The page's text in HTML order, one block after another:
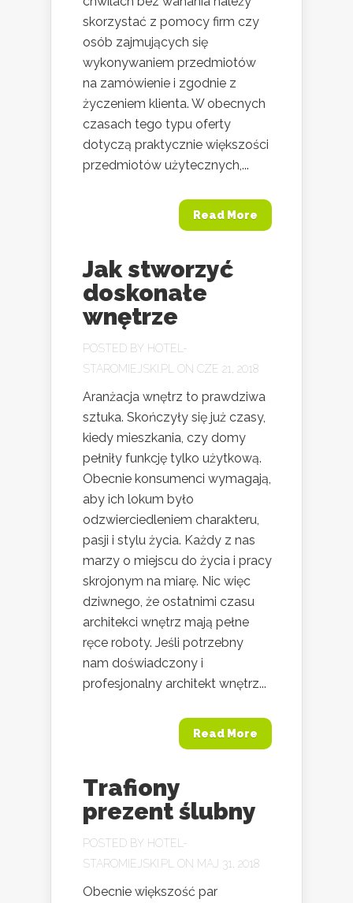
skorzystać z pomocy firm czy
osób zajmujących się
wykonywaniem przedmiotów
na zamówienie i zgodnie z
życzeniem klienta. W obecnych
czasach tego typu oferty
dotyczą praktycznie większości
przedmiotów użytecznych,...
Read More
Jak stworzyć
doskonałe
wnętrze
POSTED BY HOTEL-
STAROMIEJSKI.PL
ON CZE 21, 2018
Aranżacja wnętrz to prawdziwa
sztuka. Skończyły się już czasy,
kiedy mieszkania, czy domy
pełniły funkcję tylko użytkową.
Obecnie konsumenci wymagają,
aby ich lokum było
odzwierciedleniem charakteru,
pasji i stylu życia. Każdy z nas
marzy o miejscu do życia i pracy
skrojonym na miarę. Nic więc
dziwnego, że ostatnimi czasu
architekci wnętrz mają pełne
ręce roboty. Jeśli potrzebny
nam doświadczony i
profesjonalny architekt wnętrz...
Read More
Trafiony
prezent ślubny
POSTED BY HOTEL-
STAROMIEJSKI.PL
ON MAJ 31, 2018
Obecnie większość par